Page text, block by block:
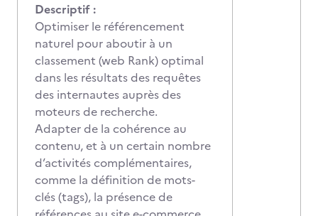
Descriptif :
Optimiser le référencement
naturel pour aboutir à un
classement (web Rank) optimal
dans les résultats des requêtes
des internautes auprès des
moteurs de recherche.
Adapter de la cohérence au
contenu, et à un certain nombre
d’activités complémentaires,
comme la définition de mots-
clés (tags), la présence de